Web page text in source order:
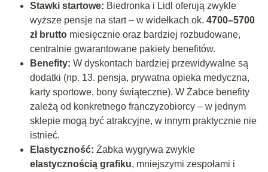
Stawki startowe: Biedronka i Lidl oferują zwykle
wyższe pensje na start – w widełkach ok. 4700–5700
zł bruttomiesięcznie oraz bardziej rozbudowane,
centralnie gwarantowane pakiety benefitów.
Benefity: W dyskontach bardziej przewidywalne są
dodatki (np. 13. pensja, prywatna opieka medyczna,
karty sportowe, bony świąteczne). W Żabce benefity
zależą od konkretnego franczyzobiorcy – w jednym
sklepie mogą być atrakcyjne, w innym praktycznie nie
istnieć.
Elastyczność: Żabka wygrywa zwykle
elastycznością grafiku, mniejszymi zespołami i